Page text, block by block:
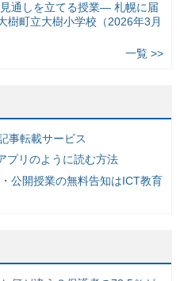
通しを立てる授業— 札幌に届
樹町立大樹小学校（2026年3月
一覧 >>
事転載サービス
プリのように読む方法
公開授業の無料告知はICT教育